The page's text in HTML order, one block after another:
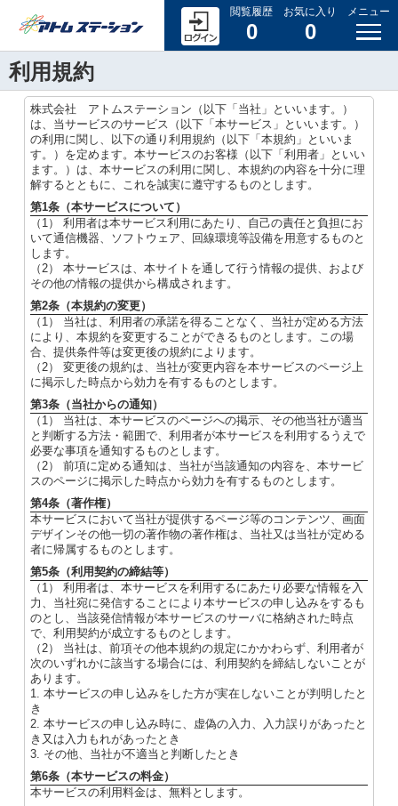
閲覧履歴
0
お気に入り
0
メニュー
利用規約
株式会社 アトムステーション（以下「当社」といいます。）
は、当サービスのサービス（以下「本サービス」といいます。）
の利用に関し、以下の通り利用規約（以下「本規約」といいま
す。）を定めます。本サービスのお客様（以下「利用者」といい
ます。）は、本サービスの利用に関し、本規約の内容を十分に理
解するとともに、これを誠実に遵守するものとします。
第1条（本サービスについて）
（1） 利用者は本サービス利用にあたり、自己の責任と負担にお
いて通信機器、ソフトウェア、回線環境等設備を用意するものと
します。
（2） 本サービスは、本サイトを通して行う情報の提供、および
その他の情報の提供から構成されます。
第2条（本規約の変更）
（1） 当社は、利用者の承諾を得ることなく、当社が定める方法
により、本規約を変更することができるものとします。この場
合、提供条件等は変更後の規約によります。
（2） 変更後の規約は、当社が変更内容を本サービスのページ上
に掲示した時点から効力を有するものとします。
第3条（当社からの通知）
（1） 当社は、本サービスのページへの掲示、その他当社が適当
と判断する方法・範囲で、利用者が本サービスを利用するうえで
必要な事項を通知するものとします。
（2） 前項に定める通知は、当社が当該通知の内容を、本サービ
スのページに掲示した時点から効力を有するものとします。
第4条（著作権）
本サービスにおいて当社が提供するページ等のコンテンツ、画面
デザインその他一切の著作物の著作権は、当社又は当社が定める
者に帰属するものとします。
第5条（利用契約の締結等）
（1） 利用者は、本サービスを利用するにあたり必要な情報を入
力、当社宛に発信することにより本サービスの申し込みをするも
のとし、当該発信情報が本サービスのサーバに格納された時点
で、利用契約が成立するものとします。
（2） 当社は、前項その他本規約の規定にかかわらず、利用者が
次のいずれかに該当する場合には、利用契約を締結しないことが
あります。
1. 本サービスの申し込みをした方が実在しないことが判明したと
き
2. 本サービスの申し込み時に、虚偽の入力、入力誤りがあったと
き又は入力もれがあったとき
3. その他、当社が不適当と判断したとき
第6条（本サービスの料金）
本サービスの利用料金は、無料とします。